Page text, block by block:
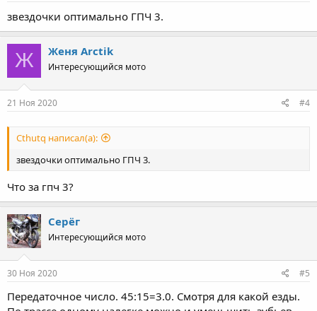
звездочки оптимально ГПЧ 3.
Ж Женя Arctik
Интересующийся мото
21 Ноя 2020 #4
Cthutq написал(а):
звездочки оптимально ГПЧ 3.
Что за гпч 3?
Серёг
Интересующийся мото
30 Ноя 2020 #5
Передаточное число. 45:15=3.0. Смотря для какой езды.